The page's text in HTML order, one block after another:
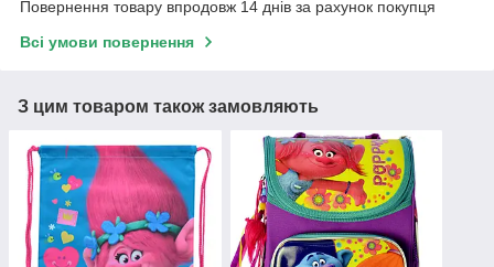
Повернення товару впродовж 14 днів за рахунок покупця
Всі умови повернення
З цим товаром також замовляють